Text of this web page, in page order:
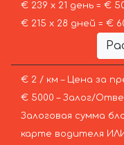
€ 239 х 21 день = €
€ 215 х 28 дней = €
€ 2 / км – Цена за
€ 5000 – Залог/
Залоговая сумма
карте водителя